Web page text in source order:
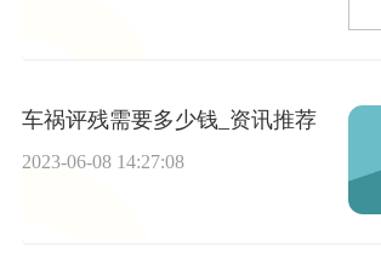
车祸评残需要多少钱_资讯推荐
2023-06-08 14:27:08